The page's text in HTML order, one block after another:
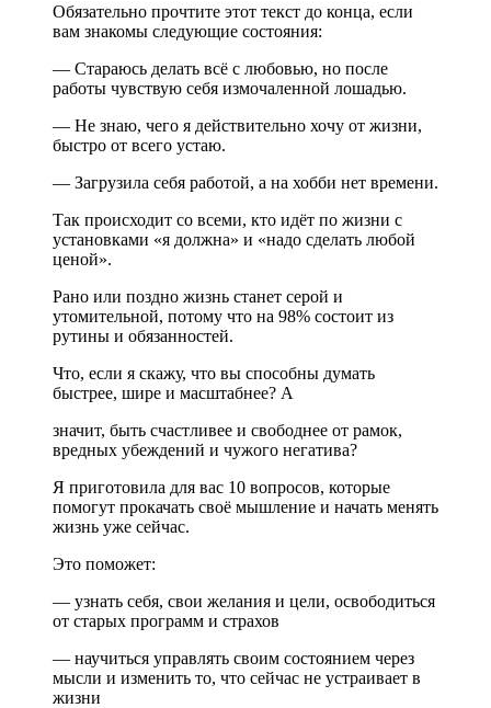
Обязательно прочтите этот текст до конца, если
вам знакомы следующие состояния:
— Стараюсь делать всё с любовью, но после
работы чувствую себя измочаленной лошадью.
— Не знаю, чего я действительно хочу от жизни,
быстро от всего устаю.
— Загрузила себя работой, а на хобби нет времени.
Так происходит со всеми, кто идёт по жизни с
установками «я должна» и «надо сделать любой
ценой».
Рано или поздно жизнь станет серой и
утомительной, потому что на 98% состоит из
рутины и обязанностей.
Что, если я скажу, что вы способны думать
быстрее, шире и масштабнее? А
значит, быть счастливее и свободнее от рамок,
вредных убеждений и чужого негатива?
Я приготовила для вас 10 вопросов, которые
помогут прокачать своё мышление и начать менять
жизнь уже сейчас.
Это поможет:
— узнать себя, свои желания и цели, освободиться
от старых программ и страхов
— научиться управлять своим состоянием через
мысли и изменить то, что сейчас не устраивает в
жизни